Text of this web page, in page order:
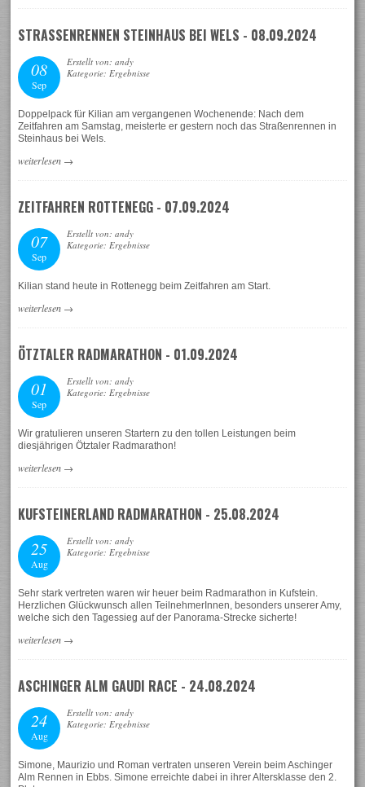
STRASSENRENNEN STEINHAUS BEI WELS - 08.09.2024
08
Sep
Erstellt von: andy
Kategorie: Ergebnisse
Doppelpack für Kilian am vergangenen Wochenende: Nach dem
Zeitfahren am Samstag, meisterte er gestern noch das Straßenrennen in
Steinhaus bei Wels.
weiterlesen →
ZEITFAHREN ROTTENEGG - 07.09.2024
07
Sep
Erstellt von: andy
Kategorie: Ergebnisse
Kilian stand heute in Rottenegg beim Zeitfahren am Start.
weiterlesen →
ÖTZTALER RADMARATHON - 01.09.2024
01
Sep
Erstellt von: andy
Kategorie: Ergebnisse
Wir gratulieren unseren Startern zu den tollen Leistungen beim
diesjährigen Ötztaler Radmarathon!
weiterlesen →
KUFSTEINERLAND RADMARATHON - 25.08.2024
25
Aug
Erstellt von: andy
Kategorie: Ergebnisse
Sehr stark vertreten waren wir heuer beim Radmarathon in Kufstein.
Herzlichen Glückwunsch allen TeilnehmerInnen, besonders unserer Amy,
welche sich den Tagessieg auf der Panorama-Strecke sicherte!
weiterlesen →
ASCHINGER ALM GAUDI RACE - 24.08.2024
24
Aug
Erstellt von: andy
Kategorie: Ergebnisse
Simone, Maurizio und Roman vertraten unseren Verein beim Aschinger
Alm Rennen in Ebbs. Simone erreichte dabei in ihrer Altersklasse den 2.